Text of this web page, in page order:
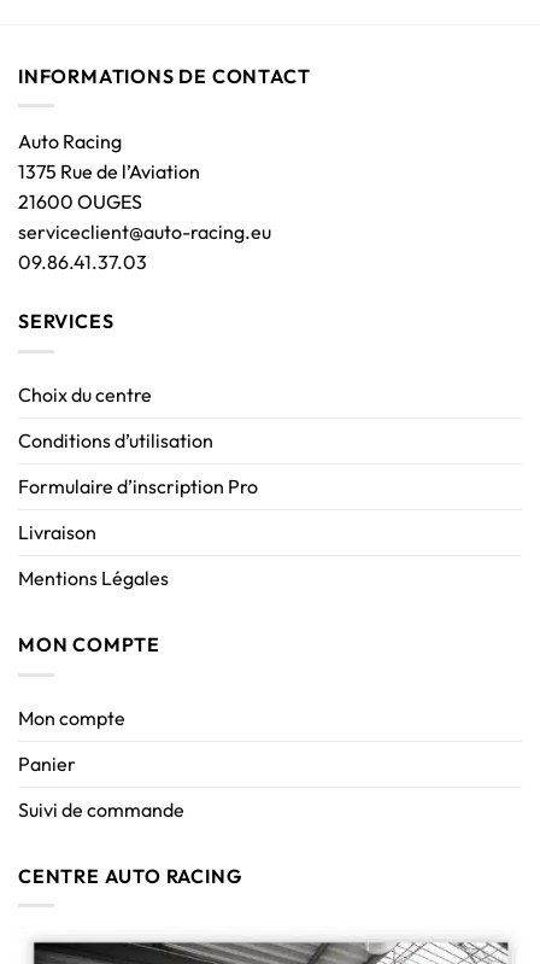
INFORMATIONS DE CONTACT
Auto Racing
1375 Rue de l’Aviation
21600 OUGES
serviceclient@auto-racing.eu
09.86.41.37.03
SERVICES
Choix du centre
Conditions d’utilisation
Formulaire d’inscription Pro
Livraison
Mentions Légales
MON COMPTE
Mon compte
Panier
Suivi de commande
CENTRE AUTO RACING